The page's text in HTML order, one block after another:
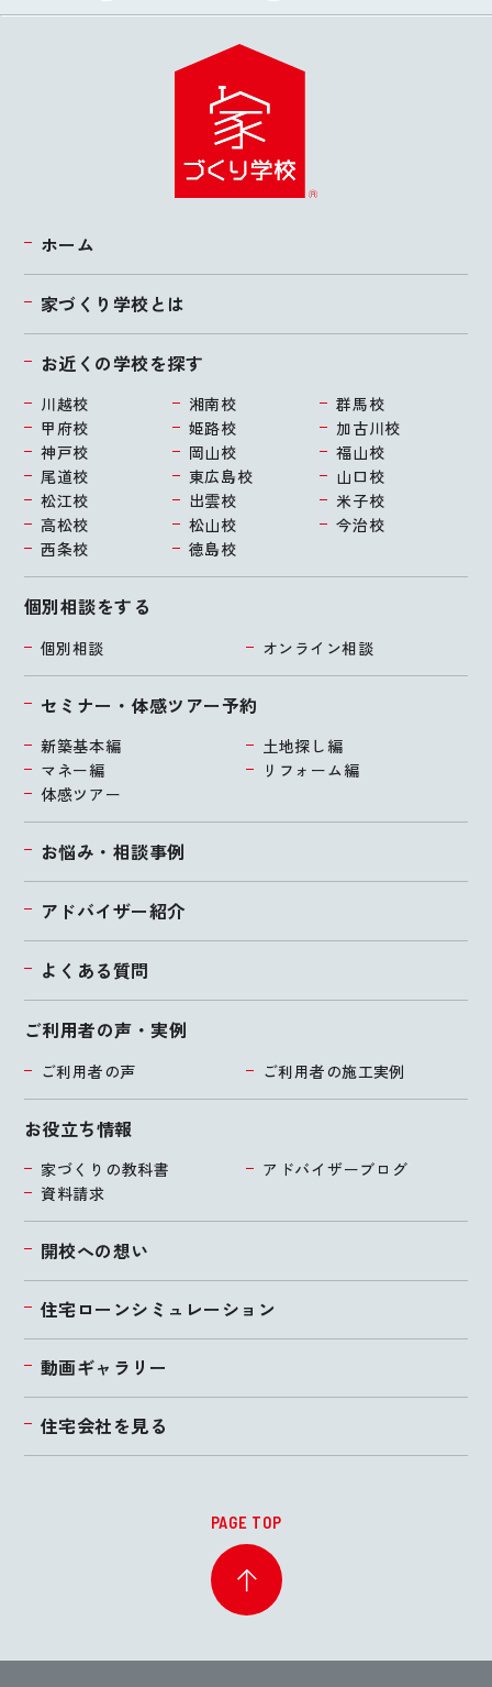
ホーム
家づくり学校とは
お悩み・相談事例
アドバイザー紹介
よくある質問
ご利用者の声・実例
ご利用者の声 ご利用者の施工実例
個別相談をする
個別相談 オンライン相談
セミナー・体感ツアー予約
新築基本編
土地探し編
マネー編
リフォーム編
体感ツアー
お近くの学校を探す
川越校 湘南校
群馬校
甲府校
姫路校
加古川校
神戸校
岡山校
福山校
尾道校
東広島校
山口校
松江校
出雲校
米子校
高松校
松山校
今治校
西条校
徳島校
お役立ち情報
家づくりの教科書
アドバイザーブログ
資料請求
開校への想い
住宅ローンシミュレーション
動画ギャラリー
住宅会社を見る
PAGE TOP